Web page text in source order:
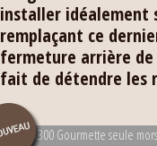
installer idéalement
remplaçant ce
fermeture arrière
fait de détendre les